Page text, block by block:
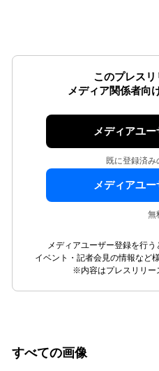
このプレスリ
メディア関係者向
メディアユ
既に登録済み
メディアユ
無
メディアユーザー登録を行う
イベント・記者会見の情報など
※内容はプレスリリー
すべての画像